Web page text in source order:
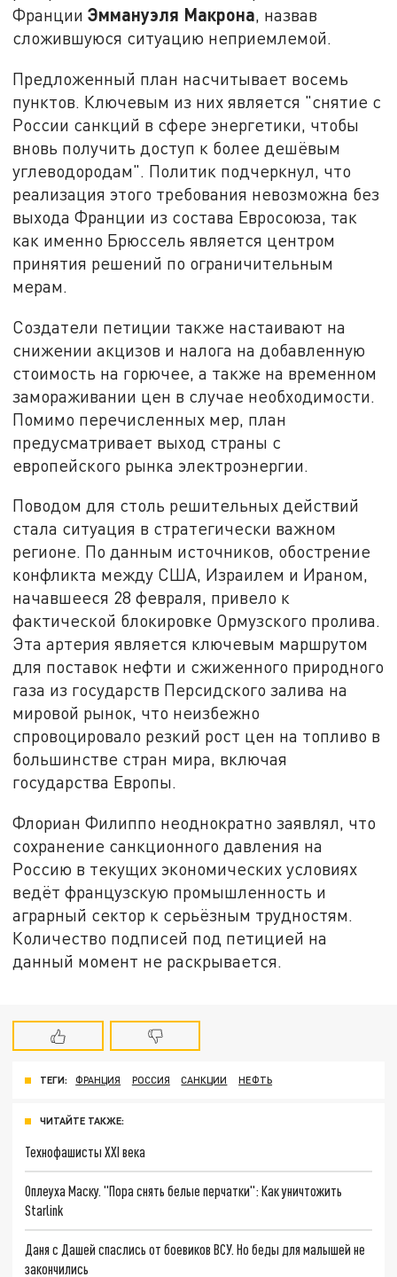
ФранцииЭммануэля Макрона, назвав
сложившуюся ситуацию неприемлемой.
Предложенный план насчитывает восемь
пунктов. Ключевым из них является "снятие с
России санкций в сфере энергетики, чтобы
вновь получить доступ к более дешёвым
углеводородам". Политик подчеркнул, что
реализация этого требования невозможна без
выхода Франции из состава Евросоюза, так
как именно Брюссель является центром
принятия решений по ограничительным
мерам.
Создатели петиции также настаивают на
снижении акцизов и налога на добавленную
стоимость на горючее, а также на временном
замораживании цен в случае необходимости.
Помимо перечисленных мер, план
предусматривает выход страны с
европейского рынка электроэнергии.
Поводом для столь решительных действий
стала ситуация в стратегически важном
регионе. По данным источников, обострение
конфликта между США, Израилем и Ираном,
начавшееся 28 февраля, привело к
фактической блокировке Ормузского пролива.
Эта артерия является ключевым маршрутом
для поставок нефти и сжиженного природного
газа из государств Персидского залива на
мировой рынок, что неизбежно
спровоцировало резкий рост цен на топливо в
большинстве стран мира, включая
государства Европы.
Флориан Филиппо неоднократно заявлял, что
сохранение санкционного давления на
Россию в текущих экономических условиях
ведёт французскую промышленность и
аграрный сектор к серьёзным трудностям.
Количество подписей под петицией на
данный момент не раскрывается.
ТЕГИ: ФРАНЦИЯ РОССИЯ САНКЦИИ НЕФТЬ
ЧИТАЙТЕ ТАКЖЕ:
Технофашисты XXI века
Оплеуха Маску. "Пора снять белые перчатки": Как уничтожить
Starlink
Даня с Дашей спаслись от боевиков ВСУ. Но беды для малышей не
закончились